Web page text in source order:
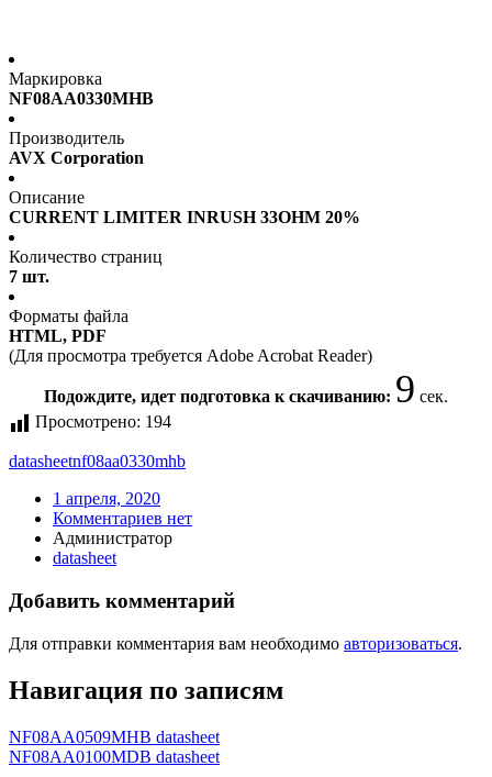
Маркировка
NF08AA0330MHB
Производитель
AVX Corporation
Описание
CURRENT LIMITER INRUSH 33OHM 20%
Количество страниц
7 шт.
Форматы файла
HTML, PDF
(Для просмотра требуется Adobe Acrobat Reader)
Подождите, идет подготовка к скачиванию: 9 сек.
Просмотрено: 194
datasheetnf08aa0330mhb
1 апреля, 2020
Комментариев нет
Администратор
datasheet
Добавить комментарий
Для отправки комментария вам необходимо авторизоваться.
Навигация по записям
NF08AA0509MHB datasheet
NF08AA0100MDB datasheet